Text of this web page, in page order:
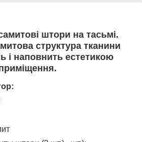
штори на тасьмі.
структура тканини
і наповнить естетикою
.